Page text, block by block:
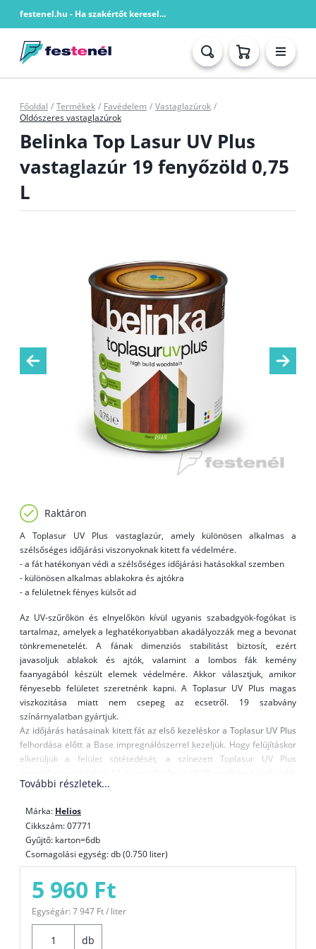
festenel.hu - Ha szakértőt keresel...
Főoldal / Termékek / Favédelem / Vastaglazúrok /
Oldószeres vastaglazúrok
Belinka Top Lasur UV Plus
vastaglazúr 19 fenyőzöld 0,75
L
Raktáron
A Toplasur UV Plus vastaglazúr, amely különösen alkalmas a
szélsőséges időjárási viszonyoknak kitett fa védelmére.
- a fát hatékonyan védi a szélsőséges időjárási hatásokkal szemben
- különösen alkalmas ablakokra és ajtókra
- a felületnek fényes külsőt ad
Az UV-szűrőkön és elnyelőkön kívül ugyanis szabadgyök-fogókat is
tartalmaz, amelyek a leghatékonyabban akadályozzák meg a bevonat
tönkremenetelét. A fának dimenziós stabilitást biztosít, ezért
javasoljuk ablakok és ajtók, valamint a lombos fák kemény
faanyagából készült elemek védelmére. Akkor választjuk, amikor
fényesebb felületet szeretnénk kapni. A Toplasur UV Plus magas
viszkozitása miatt nem csepeg az ecsetről. 19 szabvány
színárnyalatban gyártjuk.
Az időjárás hatásainak kitett fát az első kezeléskor a Toplasur UV Plus
felhordása előtt a Base impregnálószerrel kezeljük. Hogy felújításkor
elkerüljük a felület sötétedését, a színezett Toplasur UV Plus
azonos mennyiségben és az így kapott keveréket visszük fel a
Amikor kerti bútort festünk vagy mechanikai igénybevételnek kitett
faelemeket, az igénybevétel előtt egy héten keresztül hagyjuk
száradni.
Figyelmeztetés: A színtelen, 12. számú Toplasur UV Plus nem
alkalmas utolsó bevonatrétegként a sötét színű lazúrokra, vagy a
sötétebb színárnyalatú fafajtákra, mivel a különleges UV-szűrők
és elnyelők tejszerű külsőt adhatnak a felületnek.
További részletek...
Márka: Helios
Cikkszám: 07771
Gyűjtő: karton=6db
Csomagolási egység: db (0.750 liter)
5 960 Ft
Egységár: 7 947 Ft / liter
db